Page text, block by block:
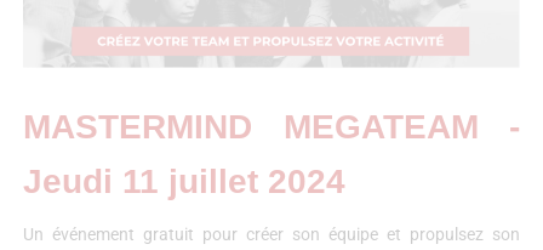
MASTERMIND MEGATEAM -
Jeudi 11 juillet 2024
Un événement gratuit pour créer son équipe et propulsez son